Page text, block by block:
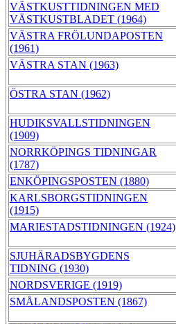
VÄSTKUSTTIDNINGEN MED
VÄSTKUSTBLADET (1964)
VÄSTRA FRÖLUNDAPOSTEN
(1961)
VÄSTRA STAN (1963)
ÖSTRA STAN (1962)
HUDIKSVALLSTIDNINGEN
(1909)
NORRKÖPINGS TIDNINGAR
(1787)
ENKÖPINGSPOSTEN (1880)
KARLSBORGSTIDNINGEN
(1915)
MARIESTADSTIDNINGEN (1924)
SJUHÄRADSBYGDENS
TIDNING (1930)
NORDSVERIGE (1919)
SMÅLANDSPOSTEN (1867)